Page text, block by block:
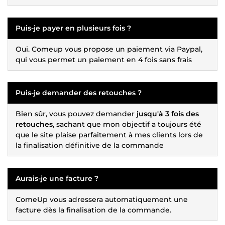
Puis-je payer en plusieurs fois ?
Oui. Comeup vous propose un paiement via Paypal,
qui vous permet un paiement en 4 fois sans frais
Puis-je demander des retouches ?
Bien sûr, vous pouvez demander jusqu'à 3 fois des
retouches, sachant que mon objectif a toujours été
que le site plaise parfaitement à mes clients lors de
la finalisation définitive de la commande
Aurais-je une facture ?
ComeUp vous adressera automatiquement une
facture dès la finalisation de la commande.